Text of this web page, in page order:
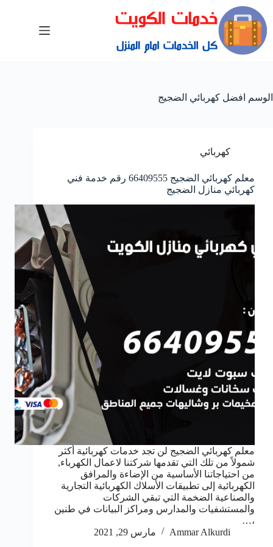
الوسم افضل كهربائي الضجيج
كهربائي
معلم كهربائي الضجيج 66409555 رقم خدمة فني
كهربائي منازل الضجيج
معلم كهربائي الضجيج لن تجد خدمات كهربائية أكثر
شمولاً من تلك التي تقدمها شركتنا لاعمال الكهرباء,
من احتياجاتنا الأساسية من الإضاءة والمرافق
الكهربائية إلى تطبيقات الأسلاك الكهربائية التجارية
والصناعية الضخمة التي تبقي الشركات
والمستشفيات والمدارس ومراكز البيانات في طنين
،…
Ammar Alkurdi
مارس 29, 2021